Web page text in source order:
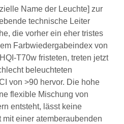
Name der Leuchte] zur
technische Leiter
die vorher ein eher tristes
Farbwiedergabeindex von
T70w fristeten, treten jetzt
beleuchteten
von >90 hervor. Die hohe
flexible Mischung von
entsteht, lässt keine
einer atemberaubenden